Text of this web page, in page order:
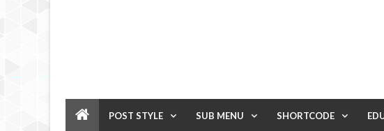
POST STYLE SUB MENU SHORTCODE